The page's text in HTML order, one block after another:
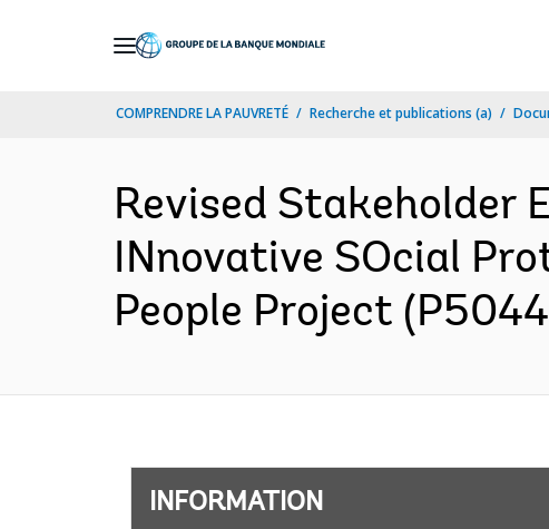
COMPRENDRE LA PAUVRETÉ Recherche et publications (a)
Revised Stakeholder
INnovative SOcial
People Project
INFORMATION